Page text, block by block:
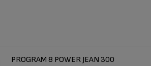
PROGRAM 8 POWER JEAN 300